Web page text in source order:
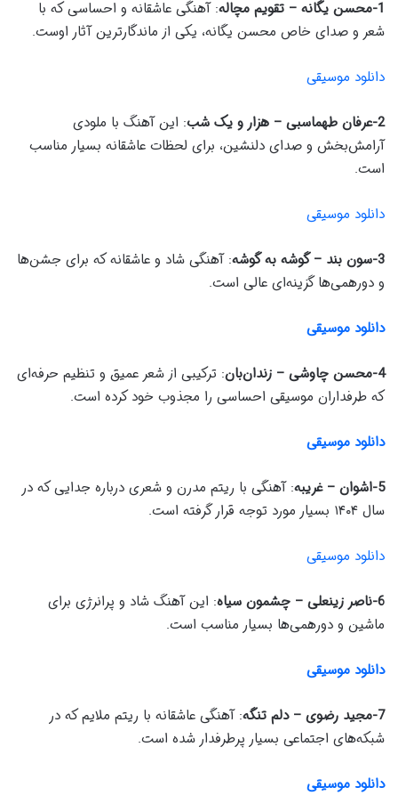
1-محسن یگانه – تقویم مچاله
: آهنگی عاشقانه و احساسی که با
شعر و صدای خاص محسن یگانه، یکی از ماندگارترین آثار اوست.
دانلود موسیقی
2-عرفان طهماسبی – هزار و یک شب
: این آهنگ با ملودی
آرامش‌بخش و صدای دلنشین، برای لحظات عاشقانه بسیار مناسب
است.
دانلود موسیقی
3-سون بند – گوشه به گوشه
: آهنگی شاد و عاشقانه که برای جشن‌ها
و دورهمی‌ها گزینه‌ای عالی است.
دانلود موسیقی
4-محسن چاوشی – زندان‌بان
: ترکیبی از شعر عمیق و تنظیم حرفه‌ای
که طرفداران موسیقی احساسی را مجذوب خود کرده است.
دانلود موسیقی
5-اشوان – غریبه
: آهنگی با ریتم مدرن و شعری درباره جدایی که در
سال ۱۴۰۴ بسیار مورد توجه قرار گرفته است.
دانلود موسیقی
6-ناصر زینعلی – چشمون سیاه
: این آهنگ شاد و پرانرژی برای
ماشین و دورهمی‌ها بسیار مناسب است.
دانلود موسیقی
7-مجید رضوی – دلم تنگه
: آهنگی عاشقانه با ریتم ملایم که در
شبکه‌های اجتماعی بسیار پرطرفدار شده است.
دانلود موسیقی